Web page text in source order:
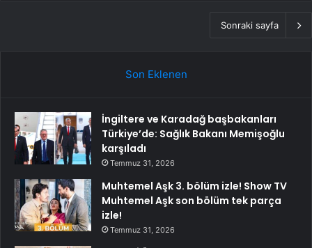
Sonraki sayfa
Son Eklenen
İngiltere ve Karadağ başbakanları
Türkiye’de: Sağlık Bakanı Memişoğlu
karşıladı
Temmuz 31, 2026
Muhtemel Aşk 3. bölüm izle! Show TV
Muhtemel Aşk son bölüm tek parça
izle!
Temmuz 31, 2026